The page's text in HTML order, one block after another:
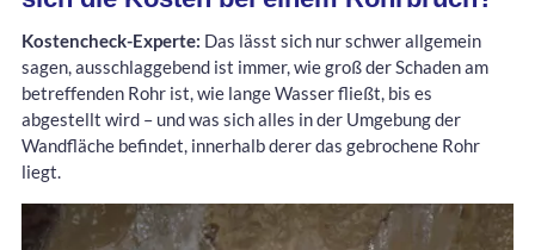
Kostencheck-Experte: Das lässt sich nur schwer allgemein
sagen, ausschlaggebend ist immer, wie groß der Schaden am
betreffenden Rohr ist, wie lange Wasser fließt, bis es
abgestellt wird – und was sich alles in der Umgebung der
Wandfläche befindet, innerhalb derer das gebrochene Rohr
liegt.